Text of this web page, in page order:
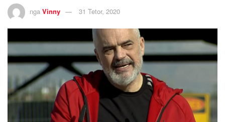
nga Vinny 31 Tetor, 2020